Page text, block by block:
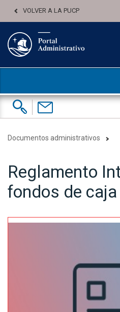
VOLVER A LA PUCP
Buscar:
Contáctenos
Documentos administrativos
Reglamento
fondos de